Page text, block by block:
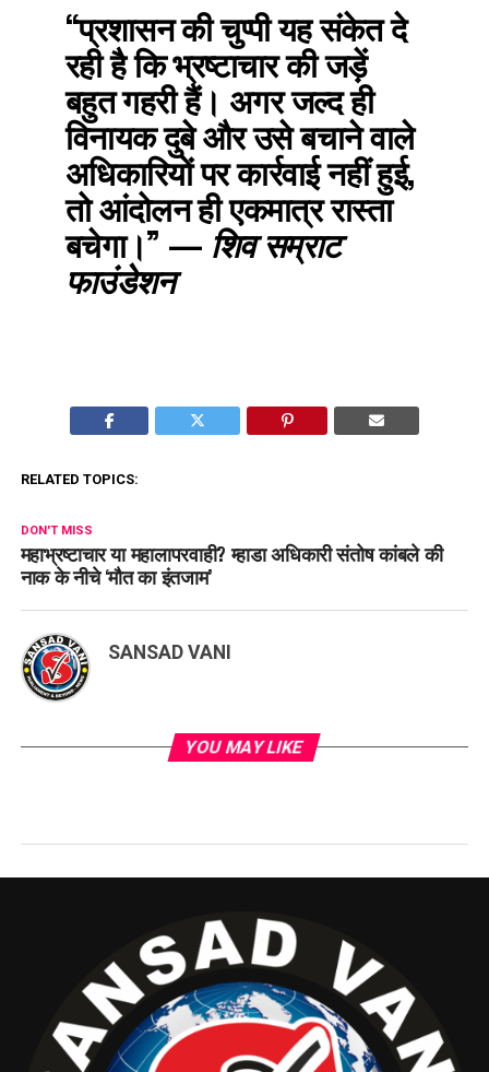
“प्रशासन की चुप्पी यह संकेत दे
रही है कि भ्रष्टाचार की जड़ें
बहुत गहरी हैं। अगर जल्द ही
विनायक दुबे और उसे बचाने वाले
अधिकारियों पर कार्रवाई नहीं हुई,
तो आंदोलन ही एकमात्र रास्ता
बचेगा।” — शिव सम्राट
फाउंडेशन
RELATED TOPICS:
DON'T MISS
महाभ्रष्टाचार या महालापरवाही? म्हाडा अधिकारी संतोष कांबले की
नाक के नीचे ‘मौत का इंतजाम’
SANSAD VANI
YOU MAY LIKE